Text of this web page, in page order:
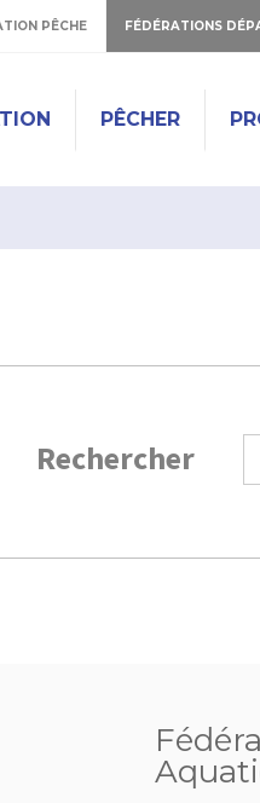
PÊCHE FÉDÉRATIONS
PÊCHER
Rechercher